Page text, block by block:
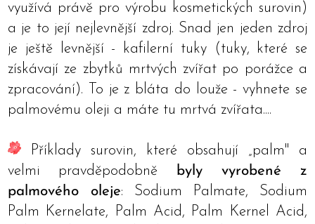
využívá právě pro výrobu kosmetických surovin)
a je to její nejlevnější zdroj. Snad jen jeden zdroj
je ještě levnější - kafilerní tuky (tuky, které se
získávají ze zbytků mrtvých zvířat po porážce a
zpracování). To je z bláta do louže - vyhnete se
palmovému oleji a máte tu mrtvá zvířata....
Příklady surovin, které obsahují „palm" a
velmi pravděpodobně
byly vyrobené z
palmového oleje: Sodium Palmate, Sodium
Palm Kernelate, Palm Acid, Palm Kernel Acid,